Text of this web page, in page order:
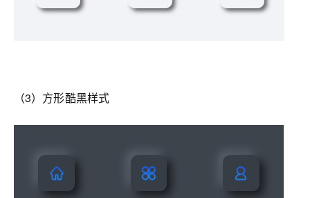
（3）方形酷黑样式